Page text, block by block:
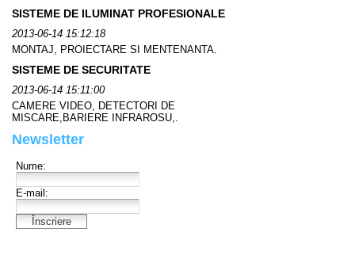
SISTEME DE ILUMINAT PROFESIONALE
2013-06-14 15:12:18
MONTAJ, PROIECTARE SI MENTENANTA.
SISTEME DE SECURITATE
2013-06-14 15:11:00
CAMERE VIDEO, DETECTORI DE
MISCARE,BARIERE INFRAROSU,.
Newsletter